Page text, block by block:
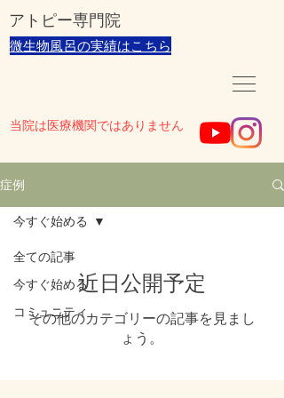
​アトピー専門院
​微生物風呂の実績はこちら
当院は医療機関ではありません
症例
全ての記事
今すぐ始める
コミュニティ
今すぐ始める
近日公開予定
その他のカテゴリーの記事を見まし
ょう。